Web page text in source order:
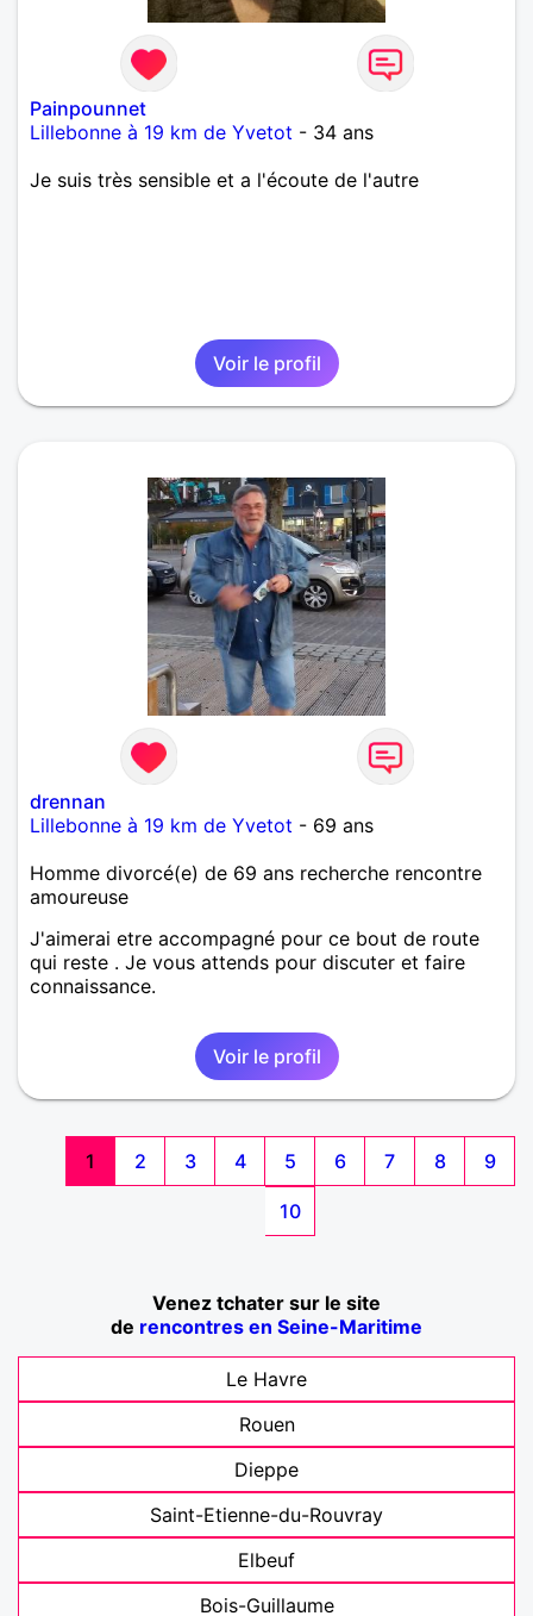
Painpounnet
Lillebonne à 19 km de Yvetot - 34 ans
Je suis très sensible et a l'écoute de l'autre
Voir le profil
drennan
Lillebonne à 19 km de Yvetot - 69 ans
Homme divorcé(e) de 69 ans recherche rencontre
amoureuse
J'aimerai etre accompagné pour ce bout de route
qui reste . Je vous attends pour discuter et faire
connaissance.
Voir le profil
1 2 3 4 5 6 7 8 9
10
Venez tchater sur le site
de rencontres en Seine-Maritime
Le Havre
Rouen
Dieppe
Saint-Etienne-du-Rouvray
Elbeuf
Bois-Guillaume